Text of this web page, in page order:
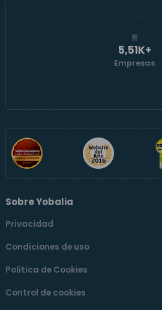
5,52K+
Empresas
Sobre Yobalia
Privacidad
Condiciones de uso
Política de Cookies
Control de cookies